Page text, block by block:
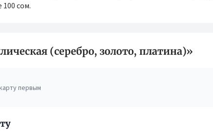
100 сом.
(серебро, золото, платина)»
первым